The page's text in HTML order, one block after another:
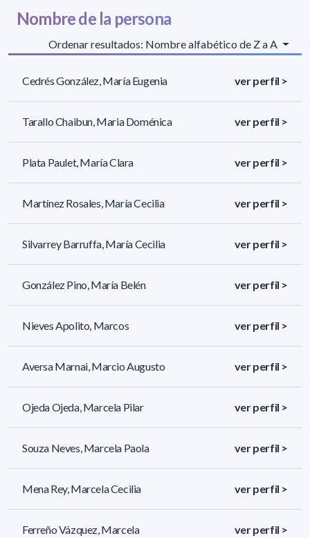
Nombre de la persona
Ordenar resultados: Nombre alfabético de Z a A
Cedrés González, María Eugenia ver perfil >
Tarallo Chaibun, Maria Doménica ver perfil >
Plata Paulet, María Clara ver perfil >
Martínez Rosales, María Cecilia ver perfil >
Silvarrey Barruffa, María Cecilia ver perfil >
González Pino, María Belén ver perfil >
Nieves Apolito, Marcos ver perfil >
Aversa Marnai, Marcio Augusto ver perfil >
Ojeda Ojeda, Marcela Pilar ver perfil >
Souza Neves, Marcela Paola ver perfil >
Mena Rey, Marcela Cecilia ver perfil >
Ferreño Vázquez, Marcela ver perfil >